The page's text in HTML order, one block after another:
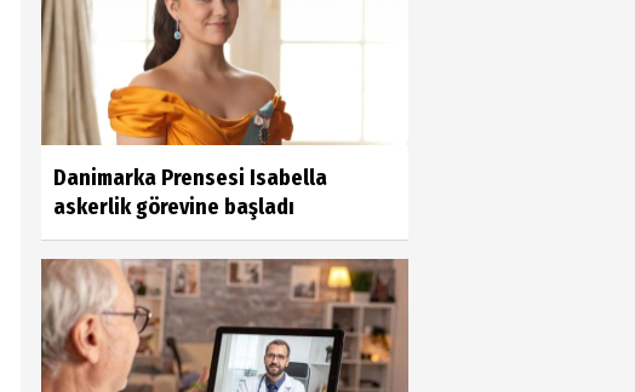
Danimarka Prensesi Isabella
askerlik görevine başladı